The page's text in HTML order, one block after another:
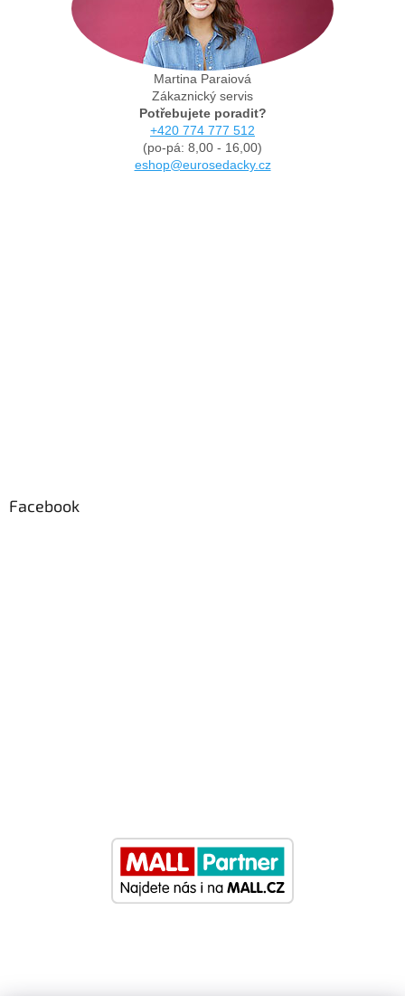
Martina Paraiová
Zákaznický servis
Potřebujete poradit?
+420 774 777 512
(po-pá: 8,00 - 16,00)
eshop@eurosedacky.cz
Facebook